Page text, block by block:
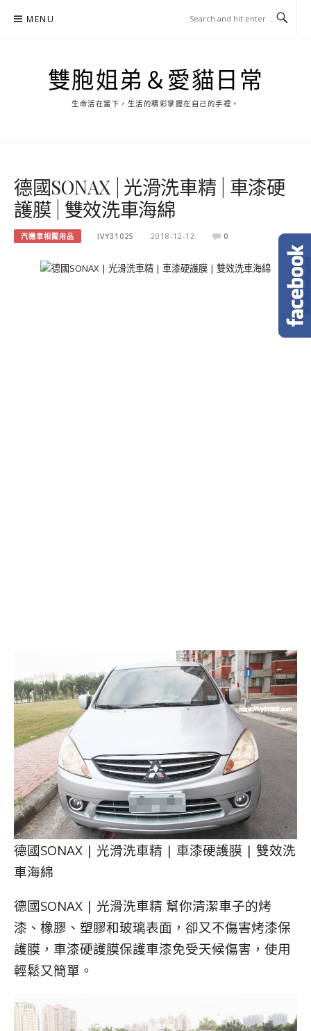
MENU
雙胞姐弟＆愛貓日常
生命活在當下，生活的精彩掌握在自己的手裡。
德國SONAX | 光滑洗車精 | 車漆硬
護膜 | 雙效洗車海綿
汽機車相關用品 IVY31025 2018-12-12 0
德國SONAX | 光滑洗車精 | 車漆硬護膜 | 雙效洗
車海綿
德國SONAX | 光滑洗車精 幫你清潔車子的烤
漆、橡膠、塑膠和玻璃表面，卻又不傷害烤漆保
護膜，車漆硬護膜保護車漆免受天候傷害，使用
輕鬆又簡單。